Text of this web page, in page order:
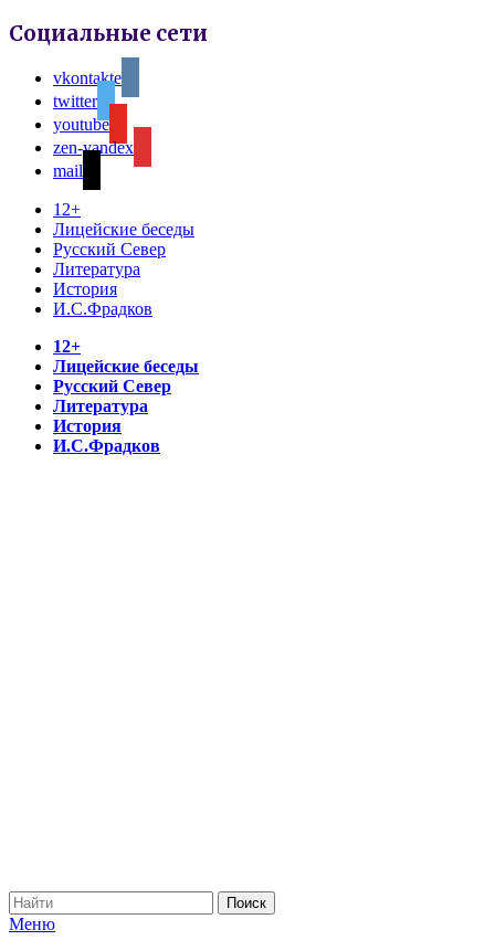
Социальные сети
vkontakte
twitter
youtube
zen-yandex
mail
12+
Лицейские беседы
Русский Север
Литература
История
И.С.Фрадков
12+
Лицейские беседы
Русский Север
Литература
История
И.С.Фрадков
Меню